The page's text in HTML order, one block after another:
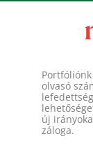
olvasó
új
záloga.